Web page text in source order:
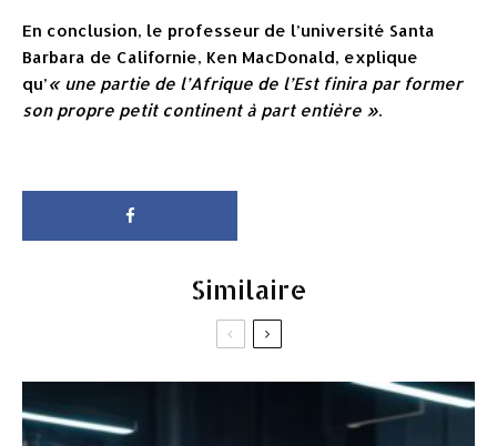
En conclusion, le professeur de l’université Santa
Barbara de Californie, Ken MacDonald, explique
qu’« une partie de l’Afrique de l’Est finira par former
son propre petit continent à part entière ».
Similaire